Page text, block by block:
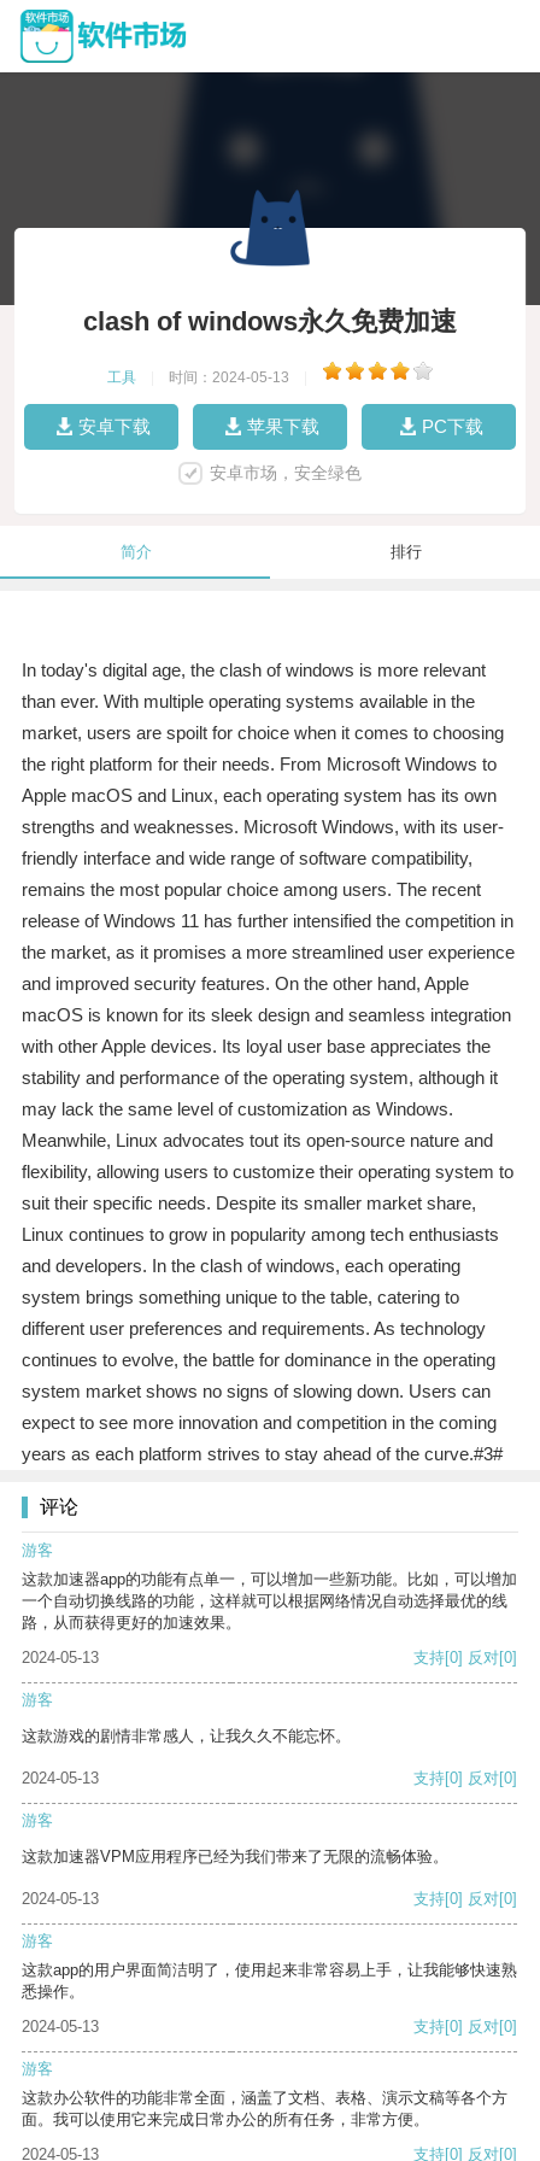
clash of windows永久免费加速
工具 时间：2024-05-13
安卓下载 苹果下载 PC下载
安卓市场，安全绿色
简介 排行
In today's digital age, the clash of windows is more relevant
than ever. With multiple operating systems available in the
market, users are spoilt for choice when it comes to choosing
the right platform for their needs. From Microsoft Windows to
Apple macOS and Linux, each operating system has its own
strengths and weaknesses. Microsoft Windows, with its user-
friendly interface and wide range of software compatibility,
remains the most popular choice among users. The recent
release of Windows 11 has further intensified the competition in
the market, as it promises a more streamlined user experience
and improved security features. On the other hand, Apple
macOS is known for its sleek design and seamless integration
with other Apple devices. Its loyal user base appreciates the
stability and performance of the operating system, although it
may lack the same level of customization as Windows.
Meanwhile, Linux advocates tout its open-source nature and
flexibility, allowing users to customize their operating system to
suit their specific needs. Despite its smaller market share,
Linux continues to grow in popularity among tech enthusiasts
and developers. In the clash of windows, each operating
system brings something unique to the table, catering to
different user preferences and requirements. As technology
continues to evolve, the battle for dominance in the operating
system market shows no signs of slowing down. Users can
expect to see more innovation and competition in the coming
years as each platform strives to stay ahead of the curve.#3#
评论
游客
这款加速器app的功能有点单一，可以增加一些新功能。比如，可以增加
一个自动切换线路的功能，这样就可以根据网络情况自动选择最优的线
路，从而获得更好的加速效果。
2024-05-13
支持[0] 反对[0]
游客
这款游戏的剧情非常感人，让我久久不能忘怀。
2024-05-13 支持[0] 反对[0]
游客
这款加速器VPM应用程序已经为我们带来了无限的流畅体验。
2024-05-13 支持[0] 反对[0]
游客
这款app的用户界面简洁明了，使用起来非常容易上手，让我能够快速熟
悉操作。
2024-05-13
支持[0] 反对[0]
游客
这款办公软件的功能非常全面，涵盖了文档、表格、演示文稿等各个方
面。我可以使用它来完成日常办公的所有任务，非常方便。
2024-05-13
支持[0] 反对[0]